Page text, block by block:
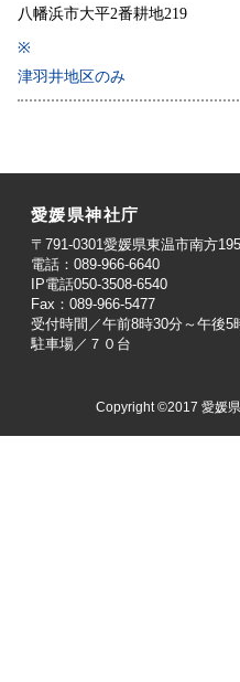
八幡浜市大平2番耕地219
※
津羽井地区のみ
愛媛県神社庁
〒791-0301愛媛県東温市南方
電話：089-966-6640
IP電話050-3508-6540
Fax：089-966-5477
受付時間／午前8時30分～午後5
駐車場／７０台
Copyright ©2017 愛媛